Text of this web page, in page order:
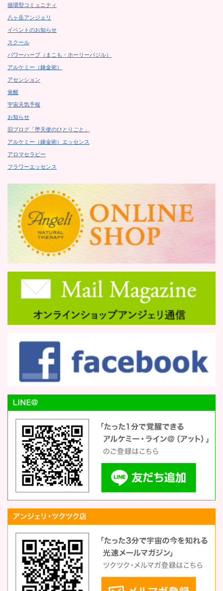
循環型コミュニティ
八ヶ岳アンジェリ
イベントのお知らせ
スクール
パワーハーブ（まこも・ホーリーバジル）
アルケミー（錬金術）
アセンション
覚醒
宇宙天気予報
お知らせ
旧ブログ「堕天使のひとりごと」
アルケミー（錬金術）エッセンス
アロマセラピー
フラワーエッセンス